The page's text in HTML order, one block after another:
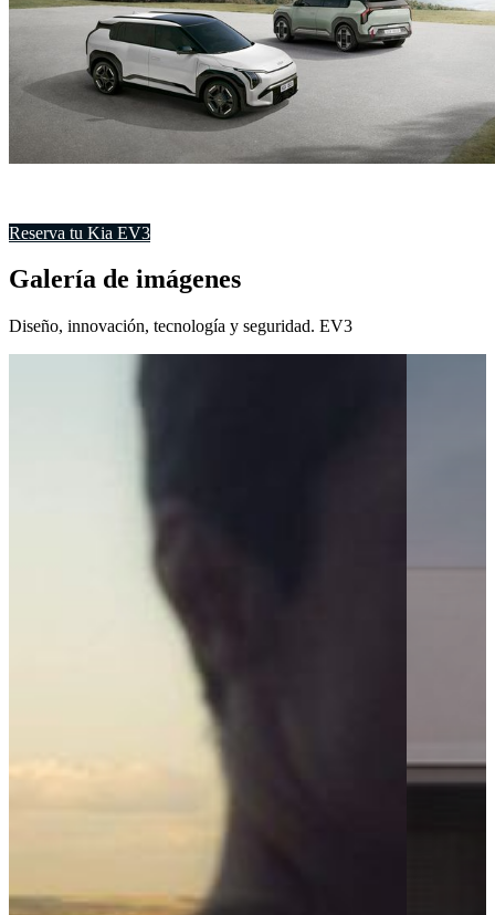
Reserva tu Kia EV3
Galería de imágenes
Diseño, innovación, tecnología y seguridad. EV3